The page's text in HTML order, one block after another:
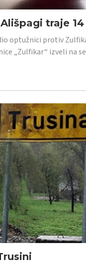
traje
optužnici protiv
„Zulfikar“ izveli na